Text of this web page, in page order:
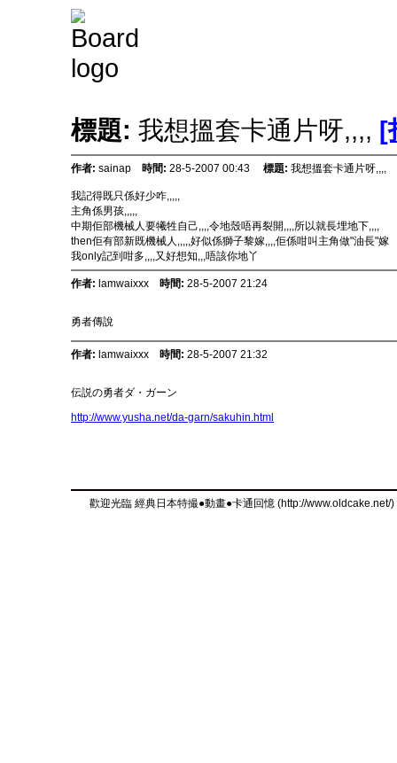
標題: 我想搵套卡通片呀,,,, [
作者: sainap 時間: 28-5-2007 00:43 標題: 我想搵套卡通片呀,,,,
我記得既只係好少咋,,,,,
主角係男孩,,,,,
中期佢部機械人要犧牲自己,,,,令地殼唔再裂開,,,,所以就長埋地下,,,,
then佢有部新既機械人,,,,,好似係獅子黎嫁,,,,佢係咁叫主角做"油長"嫁
我only記到咁多,,,,又好想知,,,唔該你地丫
作者: lamwaixxx 時間: 28-5-2007 21:24
勇者傳說
作者: lamwaixxx 時間: 28-5-2007 21:32
伝説の勇者ダ・ガーン
http://www.yusha.net/da-garn/sakuhin.html
歡迎光臨 經典日本特撮●動畫●卡通回憶 (http://www.oldcake.net/)